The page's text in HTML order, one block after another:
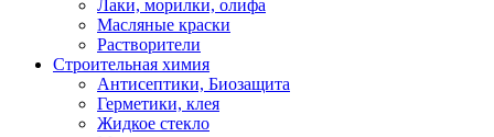
Лаки, морилки, олифа
Масляные краски
Растворители
Строительная химия
Антисептики, Биозащита
Герметики, клея
Жидкое стекло